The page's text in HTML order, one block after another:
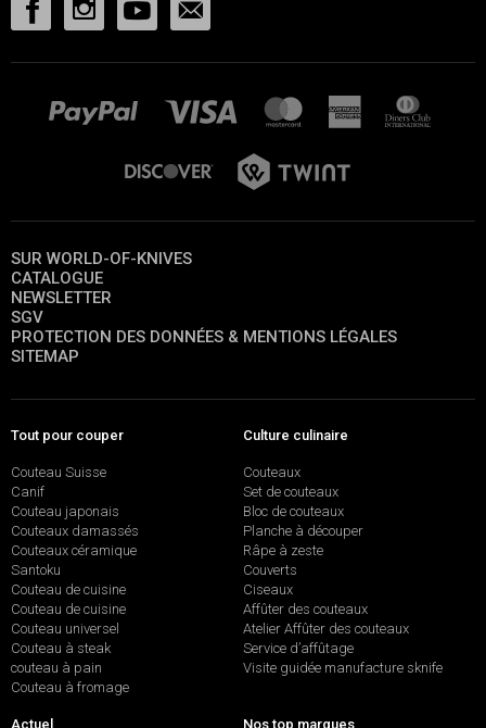
SUR WORLD-OF-KNIVES
CATALOGUE
NEWSLETTER
SGV
PROTECTION DES DONNÉES & MENTIONS LÉGALES
SITEMAP
Tout pour couper
Couteau Suisse
Canif
Couteau japonais
Couteaux damassés
Couteaux céramique
Santoku
Couteau de cuisine
Couteau de cuisine
Couteau universel
Couteau à steak
couteau à pain
Couteau à fromage
Culture culinaire
Couteaux
Set de couteaux
Bloc de couteaux
Planche à découper
Râpe à zeste
Couverts
Ciseaux
Affûter des couteaux
Atelier Affûter des couteaux
Service d’affûtage
Visite guidée manufacture sknife
Actuel Nos top marques